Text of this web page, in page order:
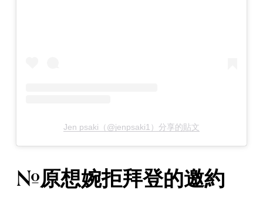
Jen psaki（@jenpsaki1）分享的貼文
#原想婉拒拜登的邀約